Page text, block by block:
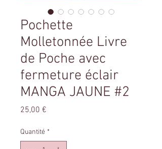
Pochette
Molletonnée Livre
de Poche avec
fermeture éclair
MANGA JAUNE #2
25,00 €
Quantité *